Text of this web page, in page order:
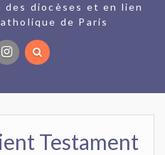
diocèses et en lien
de Paris
Testament